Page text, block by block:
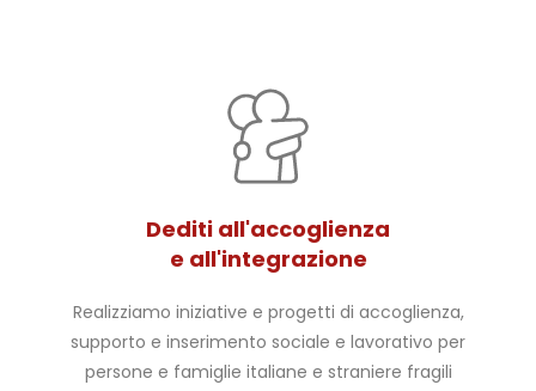
Dediti all'accoglienza
e all'integrazione
Realizziamo iniziative e progetti di accoglienza,
supporto e inserimento sociale e lavorativo per
persone e famiglie italiane e straniere fragili